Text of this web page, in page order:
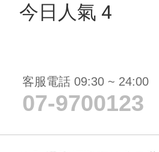
今日人氣 4
客服電話 09:30 ~ 24:00
07-9700123